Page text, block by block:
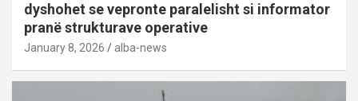
dyshohet se vepronte paralelisht si informator
pranë strukturave operative
January 8, 2026 alba-news